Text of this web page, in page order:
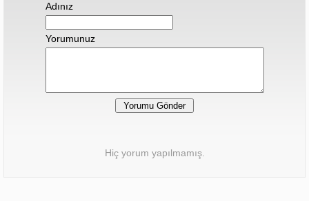
Adınız
Yorumunuz
Hiç yorum yapılmamış.